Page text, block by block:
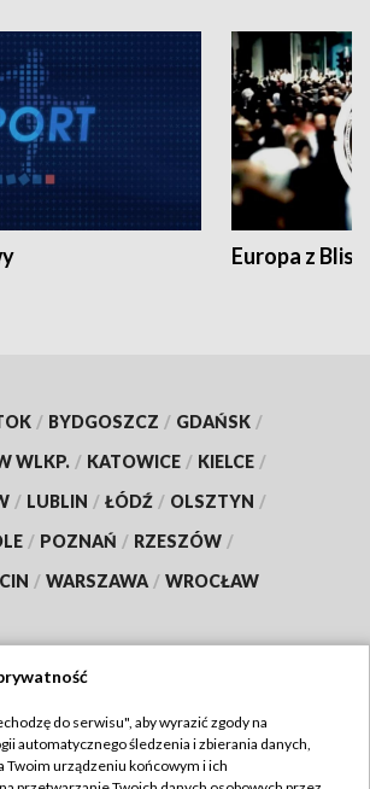
Europa z
/ BYDGOSZCZ / GDAŃSK /
WLKP. / KATOWICE / KIELCE /
/ LUBLIN / ŁÓDŹ / OLSZTYN /
/ POZNAŃ / RZESZÓW /
/ WARSZAWA / WROCŁAW
TVP
do serwisu", aby wyrazić zgody na
automatycznego śledzenia i zbierania danych,
Twoim urządzeniu końcowym i ich